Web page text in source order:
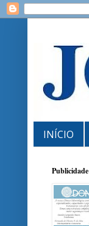
INÍCIO
Publicidade